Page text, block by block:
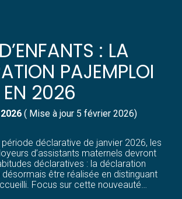
entreprise
patrimoine
croissance
humaines
documents
: LA
PAJEMPLOI
EN 2026
2026 ( Mise à jour 5 février 2026)
déclarative de janvier 2026, les
d’assistants maternels devront
déclaratives : la déclaration
être réalisée en distinguant
Focus sur cette nouveauté…